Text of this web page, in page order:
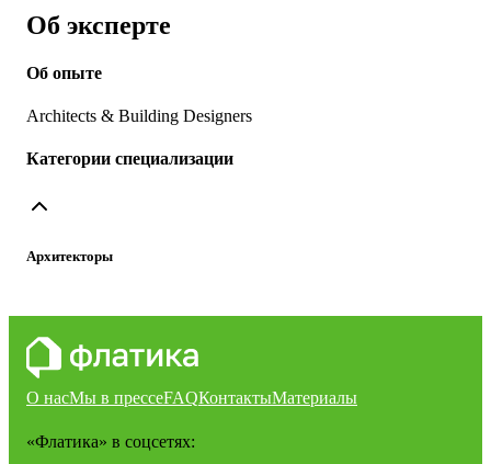
Об эксперте
Об опыте
Architects & Building Designers
Категории специализации
Архитекторы
О насМы в прессеFAQКонтактыМатериалы
«Флатика» в соцсетях: